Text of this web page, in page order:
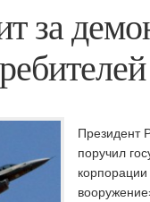
за
Президент
поручил
корпорации